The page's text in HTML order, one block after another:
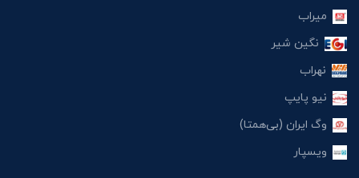
میراب
نگین شیر
نهراب
نیو پایپ
وگ ایران (بی‌همتا)
ویسپار